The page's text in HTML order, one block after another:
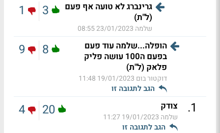
גרינברג לא טועה אף פעם
(ל"ת)
שלמה 23/01/2023 08:55
3
1
הופלה...שלמה עוד פעם
בפעם ה100 עושה פליק
פלאק (ל"ת)
דוקטור בום 19/01/2023 11:48
הגב לתגובה זו
8
9
1
. צודק
שלמה 19/01/2023 11:27
הגב לתגובה זו
20
4